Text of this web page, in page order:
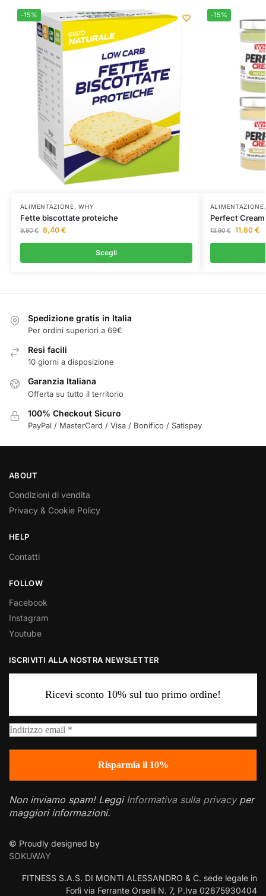
-15%
ALIMENTAZIONE,WHY
Fette biscottate proteiche
9,90€ 8,40 €
Scegli
-15%
ALIMENTAZIONE
Perfect Cream
13,90€ 11,80 €
Spedizione gratis in Italia
Per ordini superiori a 69€
Resi facili
10 giorni a disposizione
Garanzia Italiana
Offerta su tutto il territorio
100% Checkout Sicuro
PayPal / MasterCard / Visa / Bonifico / Satispay
ABOUT
Condizioni di vendita
Privacy & Cookie Policy
HELP
Contatti
FOLLOW
Facebook
Instagram
Youtube
ISCRIVITI ALLA NOSTRA NEWSLETTER
Ricevi sconto 10% sul tuo primo ordine!
Non inviamo spam! Leggi Informativa sulla privacyper
maggiori informazioni.
© Proudly designed by
SOKUWAY
FITNESS S.A.S. DI MONTI ALESSANDRO & C. sede legale in
Forlì via Ferrante Orselli N. 7, P.Iva 02675930404